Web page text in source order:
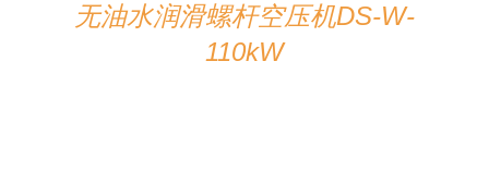
无油水润滑螺杆空压机DS-W-
110kW